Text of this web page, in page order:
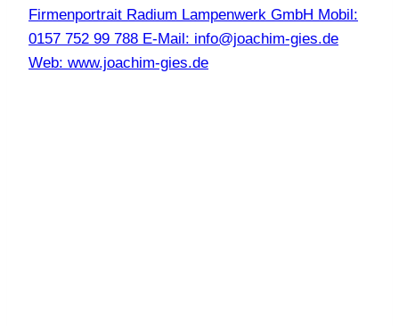
Firmenportrait Radium Lampenwerk GmbH Mobil:
0157 752 99 788 E-Mail: info@joachim-gies.de
Web: www.joachim-gies.de